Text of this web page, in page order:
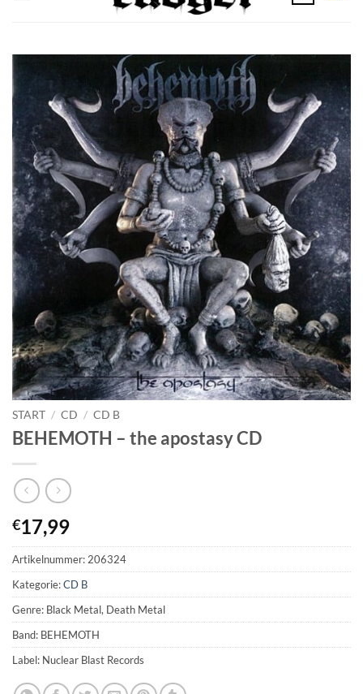
START / CD / CD B
BEHEMOTH – the apostasy CD
€17,99
Artikelnummer: 206324
Kategorie:CD B
Genre: Black Metal, Death Metal
Band: BEHEMOTH
Label: Nuclear Blast Records